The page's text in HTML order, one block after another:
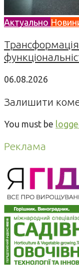
Актуально
Трансформація
06.08.2026
Залишити
You must be
Реклама